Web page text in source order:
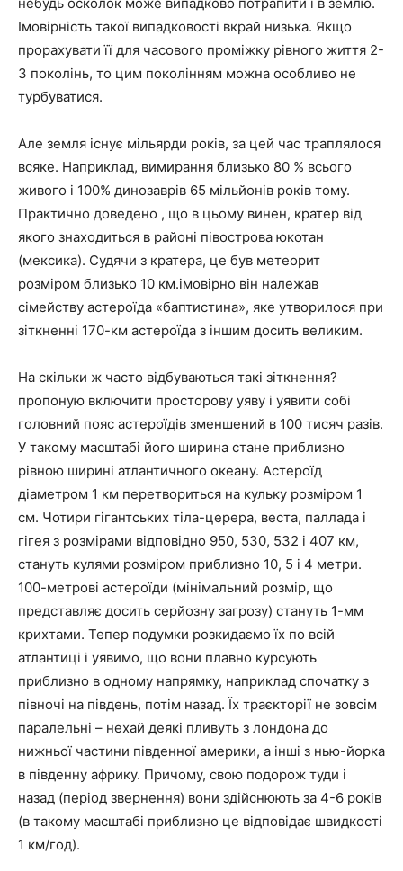
Імовірність такої випадковості вкрай низька. Якщо
прорахувати її для часового проміжку рівного життя 2-
3 поколінь, то цим поколінням можна особливо не
турбуватися.
Але земля існує мільярди років, за цей час траплялося
всяке. Наприклад, вимирання близько 80 % всього
живого і 100% динозаврів 65 мільйонів років тому.
Практично доведено , що в цьому винен, кратер від
якого знаходиться в районі півострова юкотан
(мексика). Судячи з кратера, це був метеорит
розміром близько 10 км.імовірно він належав
сімейству астероїда «баптистина», яке утворилося при
зіткненні 170-км астероїда з іншим досить великим.
На скільки ж часто відбуваються такі зіткнення?
пропоную включити просторову уяву і уявити собі
головний пояс астероїдів зменшений в 100 тисяч разів.
У такому масштабі його ширина стане приблизно
рівною ширині атлантичного океану. Астероїд
діаметром 1 км перетвориться на кульку розміром 1
см. Чотири гігантських тіла-церера, веста, паллада і
гігея з розмірами відповідно 950, 530, 532 і 407 км,
стануть кулями розміром приблизно 10, 5 і 4 метри.
100-метрові астероїди (мінімальний розмір, що
представляє досить серйозну загрозу) стануть 1-мм
крихтами. Тепер подумки розкидаємо їх по всій
атлантиці і уявимо, що вони плавно курсують
приблизно в одному напрямку, наприклад спочатку з
півночі на південь, потім назад. Їх траєкторії не зовсім
паралельні – нехай деякі пливуть з лондона до
нижньої частини південної америки, а інші з нью-йорка
в південну африку. Причому, свою подорож туди і
назад (період звернення) вони здійснюють за 4-6 років
(в такому масштабі приблизно це відповідає швидкості
1 км/год).